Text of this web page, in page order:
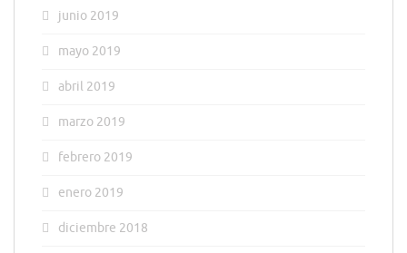
junio 2019
mayo 2019
abril 2019
marzo 2019
febrero 2019
enero 2019
diciembre 2018